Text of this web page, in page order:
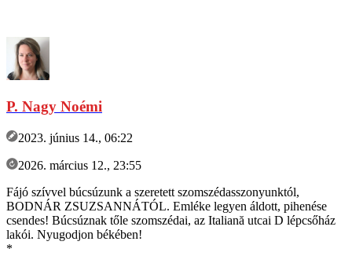
P. Nagy Noémi
2023. június 14., 06:22
2026. március 12., 23:55
Fájó szívvel búcsúzunk a szeretett szomszédasszonyunktól,
BODNÁR ZSUZSANNÁTÓL. Emléke legyen áldott, pihenése
csendes! Búcsúznak tőle szomszédai, az Italiană utcai D lépcsőház
lakói. Nyugodjon békében!
*